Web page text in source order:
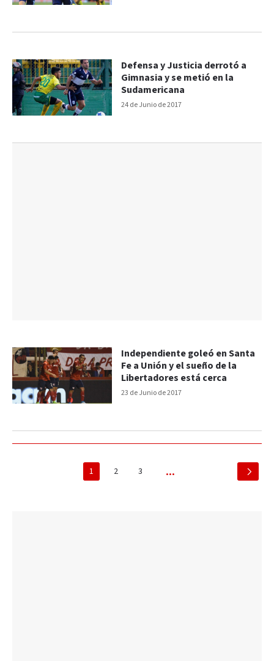
24 de Junio de 2017
Defensa y Justicia derrotó a
Gimnasia y se metió en la
Sudamericana
23 de Junio de 2017
Independiente goleó en Santa
Fe a Unión y el sueño de la
Libertadores está cerca
1 2 3